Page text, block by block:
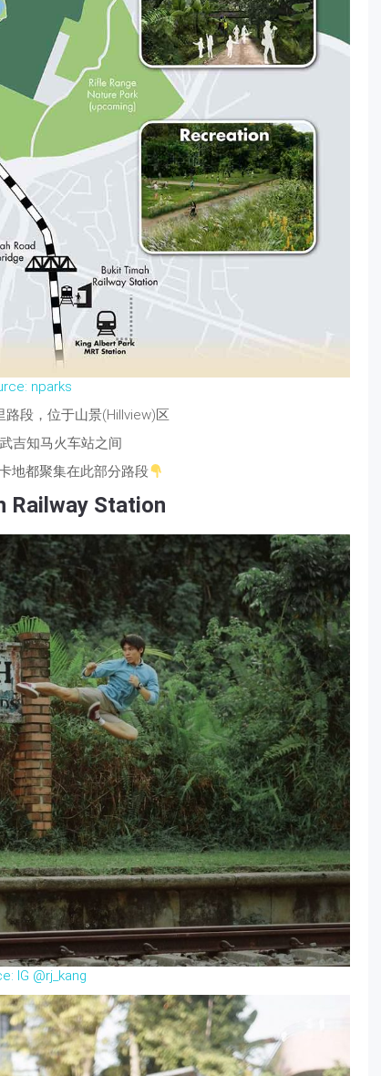
nparks
段，位于山景(Hillview)区
吉知马火车站之间
地都聚集在此部分路段
Railway Station
IG @rj_kang